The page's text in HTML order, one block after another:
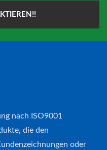
nach ISO9001
die den
oder